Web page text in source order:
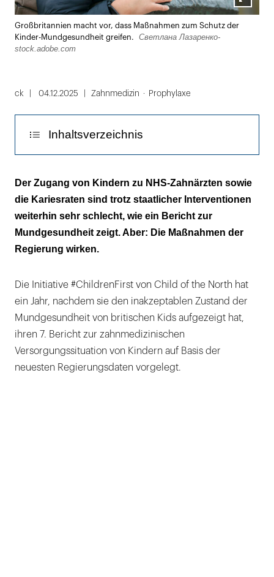
Lightbox
öffnen
Großbritannien macht vor, dass Maßnahmen zum Schutz der
Kinder-Mundgesundheit greifen.
Светлана Лазаренко-
stock.adobe.com
ck 04.12.2025 Zahnmedizin Prophylaxe
Inhaltsverzeichnis
Diese Maßnahmen hat die Regierung
beherzigt
Die ärmsten Kinder sind immer noch
abgehängt
240.000 in Schulen und Kitas erreicht
Der Zugang von Kindern zu NHS-Zahnärzten sowie
die Kariesraten sind trotz staatlicher Interventionen
weiterhin sehr schlecht, wie ein Bericht zur
Mundgesundheit zeigt. Aber: Die Maßnahmen der
Regierung wirken.
Die Initiative #ChildrenFirst von Child of the North hat
ein Jahr, nachdem sie den inakzeptablen Zustand der
Mundgesundheit von britischen Kids aufgezeigt hat,
ihren 7. Bericht zur zahnmedizinischen
Versorgungssituation von Kindern auf Basis der
neuesten Regierungsdaten vorgelegt.